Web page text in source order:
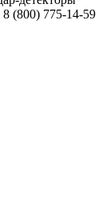
8 (800) 775-14-59